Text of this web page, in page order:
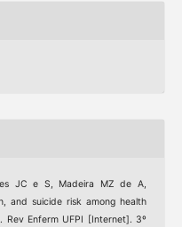
JC e S, Madeira MZ de A,
and suicide risk among health
Rev Enferm UFPI [Internet]. 3º